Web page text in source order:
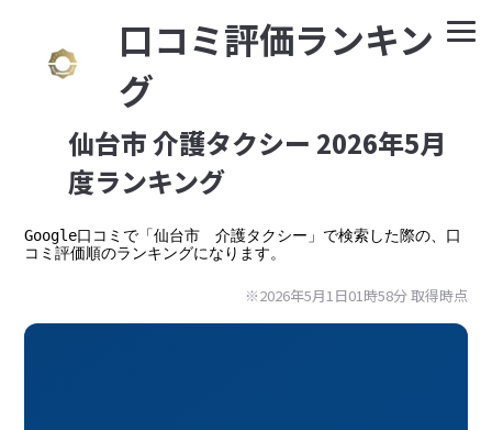
⼝コミ評価ランキン
グ
仙台市 介護タクシー 2026年5月
度ランキング
Google⼝コミで「仙台市　介護タクシー」で検索した際の、口
コミ評価順のランキングになります。
※2026年5月1日01時58分 取得時点